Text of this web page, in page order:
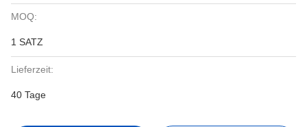
MOQ:
1 SATZ
Lieferzeit:
40 Tage